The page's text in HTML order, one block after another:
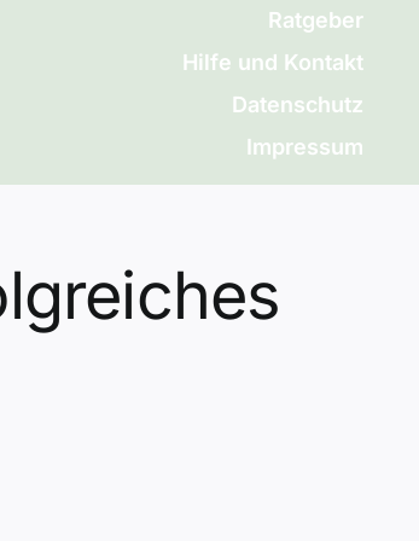
Ratgeber
Hilfe und Kontakt
Datenschutz
Impressum